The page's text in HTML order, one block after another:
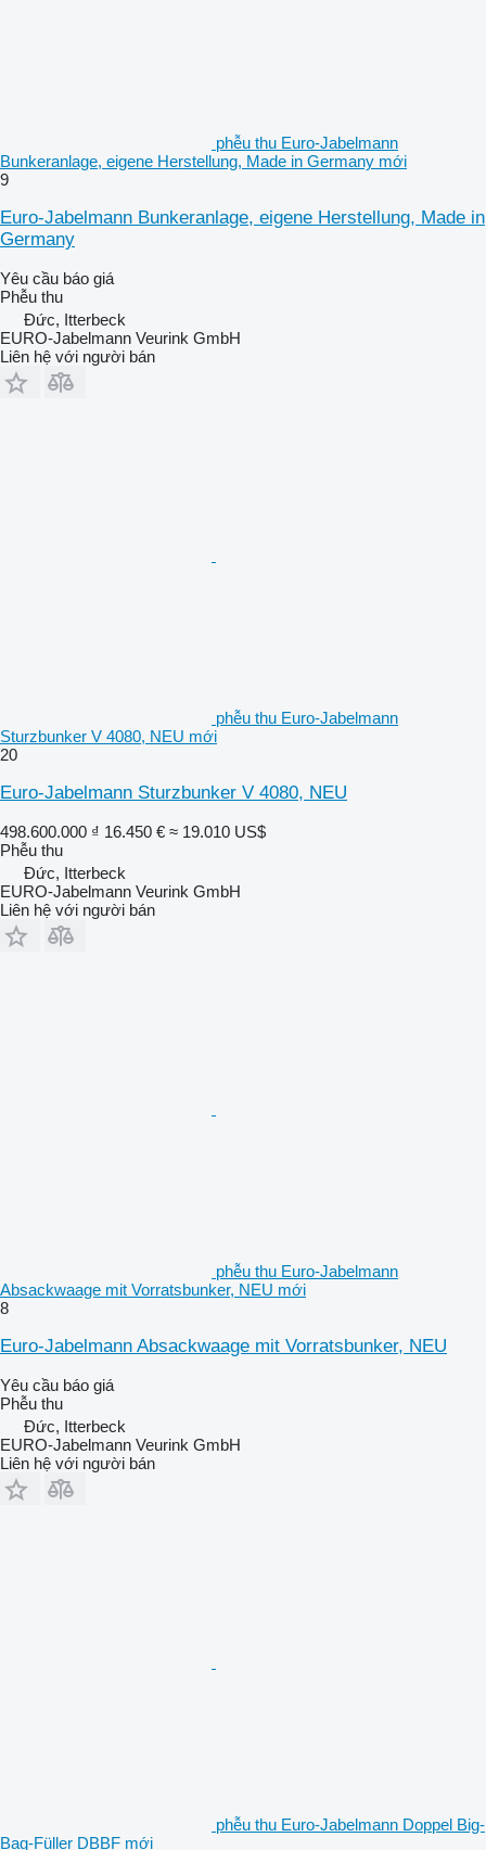
phễu thu Euro-Jabelmann
Bunkeranlage, eigene Herstellung, Made in Germany mới
9
Euro-Jabelmann Bunkeranlage, eigene Herstellung, Made in
Germany
Yêu cầu báo giá
Phễu thu
Đức, Itterbeck
EURO-Jabelmann Veurink GmbH
Liên hệ với người bán
phễu thu Euro-Jabelmann
Sturzbunker V 4080, NEU mới
20
Euro-Jabelmann Sturzbunker V 4080, NEU
498.600.000 ₫ 16.450 € ≈ 19.010 US$
Phễu thu
Đức, Itterbeck
EURO-Jabelmann Veurink GmbH
Liên hệ với người bán
phễu thu Euro-Jabelmann
Absackwaage mit Vorratsbunker, NEU mới
8
Euro-Jabelmann Absackwaage mit Vorratsbunker, NEU
Yêu cầu báo giá
Phễu thu
Đức, Itterbeck
EURO-Jabelmann Veurink GmbH
Liên hệ với người bán
phễu thu Euro-Jabelmann Doppel Big-
Bag-Füller DBBF mới